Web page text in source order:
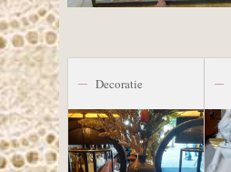
Decoratie